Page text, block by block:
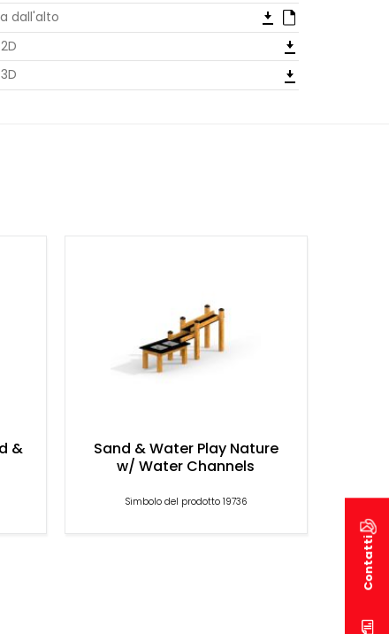
dall'alto
Contatti
&
Sand & Water Play Nature
w/ Water Channels
Simbolo del prodotto 19736